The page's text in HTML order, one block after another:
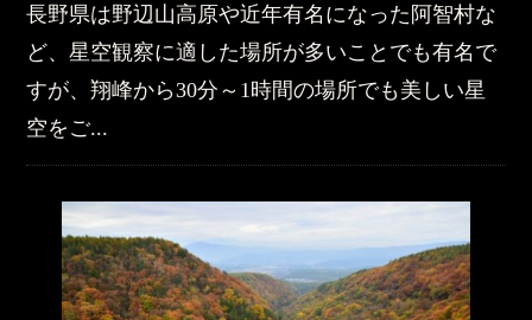
長野県は野辺山高原や近年有名になった阿智村な
ど、星空観察に適した場所が多いことでも有名で
すが、翔峰から30分～1時間の場所でも美しい星
空をご...